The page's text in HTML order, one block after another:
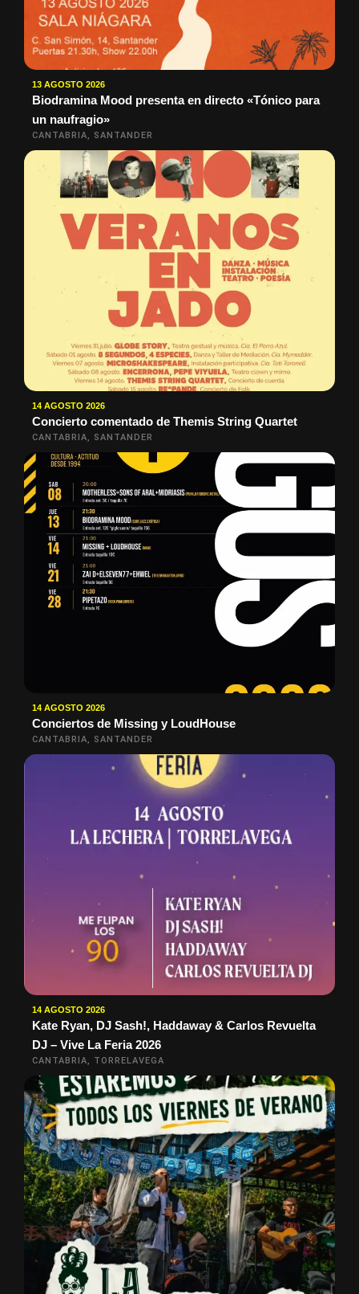
13 AGOSTO 2026
Biodramina Mood presenta en directo «Tónico para
un naufragio»
CANTABRIA, SANTANDER
14 AGOSTO 2026
Concierto comentado de Themis String Quartet
CANTABRIA, SANTANDER
14 AGOSTO 2026
Conciertos de Missing y LoudHouse
CANTABRIA, SANTANDER
14 AGOSTO 2026
Kate Ryan, DJ Sash!, Haddaway & Carlos Revuelta
DJ – Vive La Feria 2026
CANTABRIA, TORRELAVEGA